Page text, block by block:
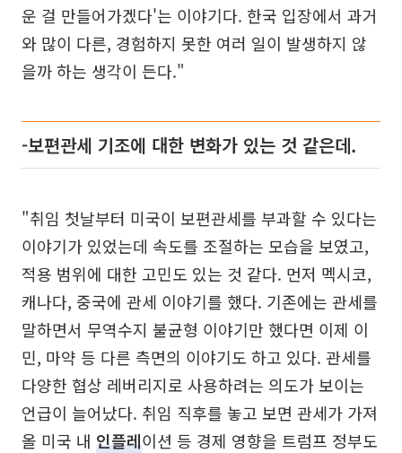
운 걸 만들어가겠다'는 이야기다. 한국 입장에서 과거
와 많이 다른, 경험하지 못한 여러 일이 발생하지 않
을까 하는 생각이 든다."
-보편관세 기조에 대한 변화가 있는 것 같은데.
"취임 첫날부터 미국이 보편관세를 부과할 수 있다는
이야기가 있었는데 속도를 조절하는 모습을 보였고,
적용 범위에 대한 고민도 있는 것 같다. 먼저 멕시코,
캐나다, 중국에 관세 이야기를 했다. 기존에는 관세를
말하면서 무역수지 불균형 이야기만 했다면 이제 이
민, 마약 등 다른 측면의 이야기도 하고 있다. 관세를
다양한 협상 레버리지로 사용하려는 의도가 보이는
언급이 늘어났다. 취임 직후를 놓고 보면 관세가 가져
올 미국 내 인플레이션 등 경제 영향을 트럼프 정부도